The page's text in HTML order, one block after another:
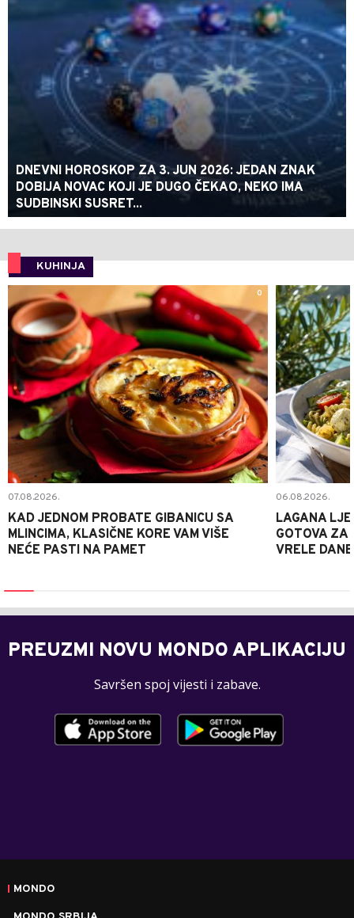
DNEVNI HOROSKOP ZA 3. JUN 2026: JEDAN ZNAK
DOBIJA NOVAC KOJI JE DUGO ČEKAO, NEKO IMA
SUDBINSKI SUSRET...
KUHINJA
0
07.08.2026.
KAD JEDNOM PROBATE GIBANICU SA
MLINCIMA, KLASIČNE KORE VAM VIŠE
NEĆE PASTI NA PAMET
06.08.2026.
LAGANA
GOTOVA ZA
VRELE DANE
PREUZMI NOVU MONDO APLIKACIJU
Savršen spoj vijesti i zabave.
MONDO